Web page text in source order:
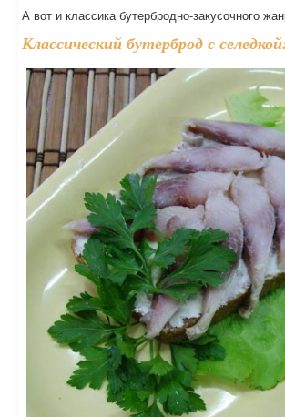
А вот и классика бутербродно-закусочного
Классический бутерброд с